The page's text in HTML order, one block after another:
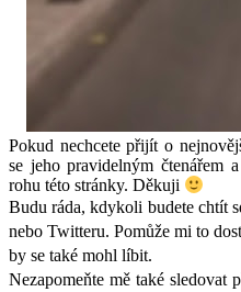
Pokud nechcete přijít o
se jeho pravidelným čtenářem
rohu této stránky. Děkuji
Budu ráda, kdykoli budete chtít
nebo Twitteru. Pomůže mi to
by se také mohl líbit.
Nezapomeňte mě také sledovat